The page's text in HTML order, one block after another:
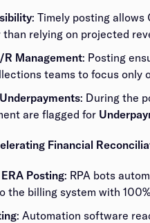
: Timely posting allows
: Posting ensures that paid claims are removed from the
accounts.​​​​‌
: During the
Underpayment Recovery​​​​‌
: RPA bots automatically retrieve
accuracy, eliminating manual data entry.​​​​‌
: Automation software